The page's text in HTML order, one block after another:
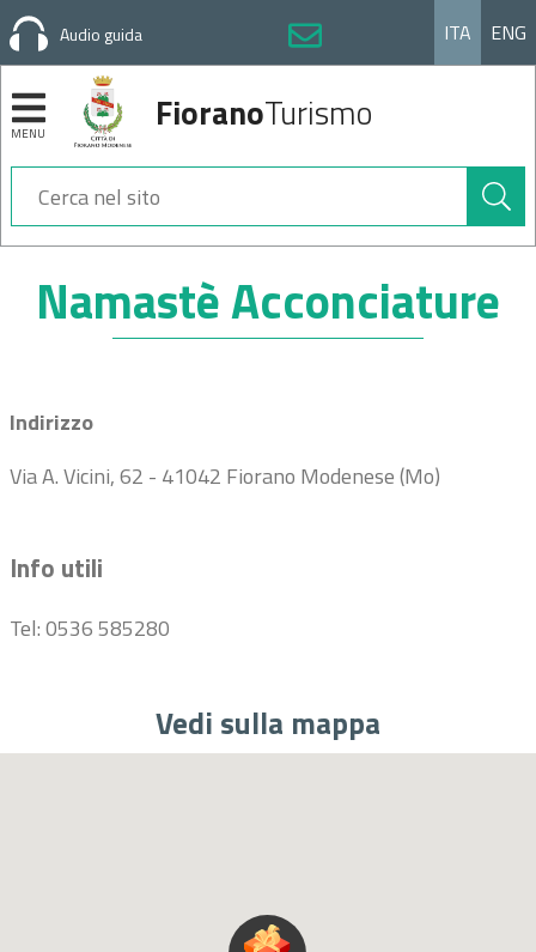
Audio guida ITA ENG
MENU FioranoTurismo
Cerca
nel
sito
Namastè Acconciature
Indirizzo
Via A. Vicini, 62 - 41042 Fiorano Modenese (Mo)
Info utili
Tel: 0536 585280
Vedi sulla mappa